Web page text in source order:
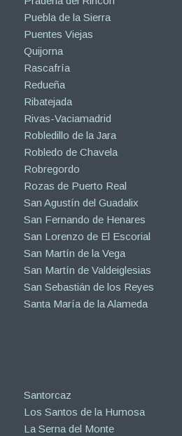
Puebla de la Sierra
Puentes Viejas
Quijorna
Rascafría
Redueña
Ribatejada
Rivas-Vaciamadrid
Robledillo de la Jara
Robledo de Chavela
Robregordo
Rozas de Puerto Real
San Agustín del Guadalix
San Fernando de Henares
San Lorenzo de El Escorial
San Martín de la Vega
San Martín de Valdeiglesias
San Sebastián de los Reyes
Santa María de la Alameda
Santorcaz
Los Santos de la Humosa
La Serna del Monte